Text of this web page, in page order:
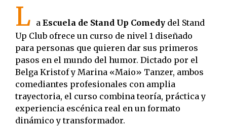
L a Escuela de Stand Up Comedy del Stand
Up Club ofrece un curso de nivel 1 diseñado
para personas que quieren dar sus primeros
pasos en el mundo del humor. Dictado por el
Belga Kristof y Marina «Maio» Tanzer, ambos
comediantes profesionales con amplia
trayectoria, el curso combina teoría, práctica y
experiencia escénica real en un formato
dinámico y transformador.